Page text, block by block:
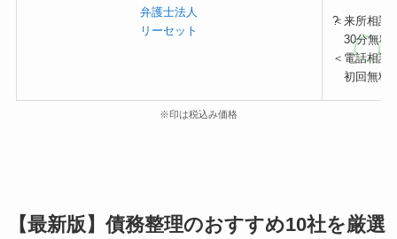
弁護士法人
リーセット
?
＜来所相談
30分無料
＜電話相談
初回無料
※印は税込み価格
【最新版】債務整理のおすすめ10社を厳選